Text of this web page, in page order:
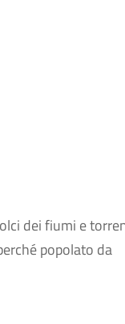
dei fiumi e
popolato da